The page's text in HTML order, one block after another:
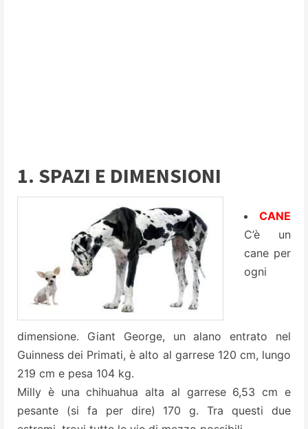
1. SPAZI E DIMENSIONI
CANE
C’è un
cane per
ogni
dimensione. Giant George, unalano entrato nel
Guinness dei Primati, è alto al garrese 120 cm, lungo
219 cm e pesa 104 kg.
Milly è unachihuahua alta al garrese 6,53 cm e
pesante (si fa per dire) 170 g. Tra questi due